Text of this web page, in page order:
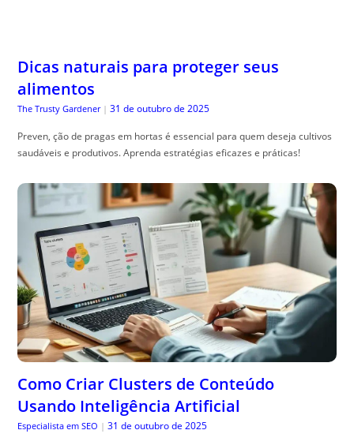
Dicas naturais para proteger seus
alimentos
The Trusty Gardener | 31 de outubro de 2025
Preven, ção de pragas em hortas é essencial para quem deseja cultivos
saudáveis e produtivos. Aprenda estratégias eficazes e práticas!
Como Criar Clusters de Conteúdo
Usando Inteligência Artificial
Especialista em SEO | 31 de outubro de 2025